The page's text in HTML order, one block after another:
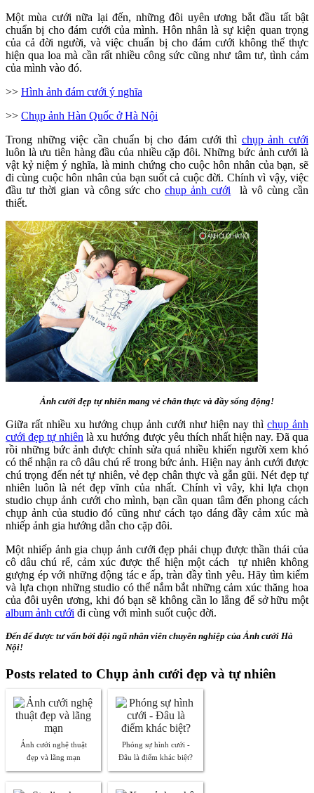
Một mùa cưới nữa lại đến, những đôi uyên ương bắt đầu tất bật
chuẩn bị cho đám cưới của mình. Hôn nhân là sự kiện quan trọng
của cả đời người, và việc chuẩn bị cho đám cưới không thể thực
hiện qua loa mà cần rất nhiều công sức cũng như tâm tư, tình cảm
của mình vào đó.
>> Hình ảnh đám cưới ý nghĩa
>> Chụp ảnh Hàn Quốc ở Hà Nội
Trong những việc cần chuẩn bị cho đám cưới thì chụp ảnh cưới
luôn là ưu tiên hàng đầu của nhiều cặp đôi. Những bức ảnh cưới là
vật kỷ niệm ý nghĩa, là minh chứng cho cuộc hôn nhân của bạn, sẽ
đi cùng cuộc hôn nhân của bạn suốt cả cuộc đời. Chính vì vậy, việc
đầu tư thời gian và công sức chochụp ảnh cưới là vô cùng cần
thiết.
Ảnh cưới đẹp tự nhiên mang vẻ chân thực và đầy sống động!
Giữa rất nhiều xu hướng chụp ảnh cưới như hiện nay thì chụp ảnh
cưới đẹp tự nhiên là xu hướng được yêu thích nhất hiện nay. Đã qua
rồi những bức ảnh được chỉnh sửa quá nhiều khiến người xem khó
có thể nhận ra cô dâu chú rể trong bức ảnh. Hiện nay ảnh cưới được
chú trọng đến nét tự nhiên, vẻ đẹp chân thực và gẫn gũi. Nét đẹp tự
nhiên luôn là nét đẹp vĩnh của nhất. Chính vì vây, khi lựa chọn
studio chụp ảnh cưới cho mình, bạn cần quan tâm đến phong cách
chụp ảnh của studio đó cũng như cách tạo dáng đầy cảm xúc mà
nhiếp ảnh gia hướng dẫn cho cặp đôi.
Một nhiếp ảnh gia chụp ảnh cưới đẹp phải chụp được thần thái của
cô dâu chú rể, cảm xúc được thể hiện một cách tự nhiên không
gượng ép với những động tác e ấp, tràn đầy tình yêu. Hãy tìm kiếm
và lựa chọn những studio có thể nắm bắt những cảm xúc thăng hoa
của đôi uyên ương, khi đó bạn sẽ không cần lo lắng để sở hữu một
album ảnh cưới đi cùng với mình suốt cuộc đời.
Đến để được tư vấn bởi đội ngũ nhân viên chuyên nghiệp của Ảnh cưới Hà
Nội!
Posts related to Chụp ảnh cưới đẹp và tự nhiên
Ảnh cưới nghệ thuật
đẹp và lãng mạn
Phóng sự hình cưới -
Đâu là điểm khác biệt?